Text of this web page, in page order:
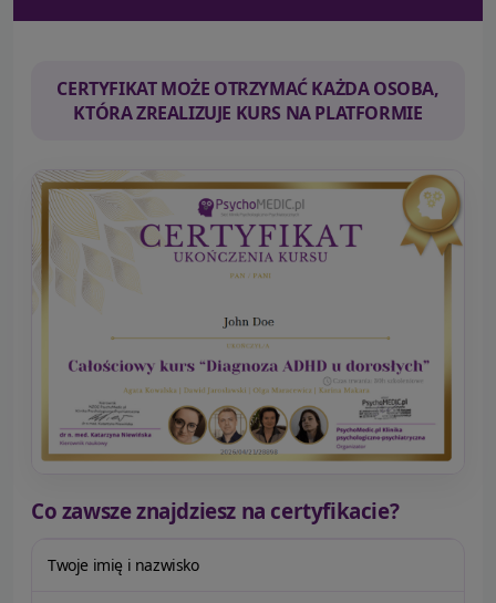
CERTYFIKAT MOŻE OTRZYMAĆ KAŻDA OSOBA,
KTÓRA ZREALIZUJE KURS NA PLATFORMIE
Co zawsze znajdziesz na certyfikacie?
Twoje imię i nazwisko